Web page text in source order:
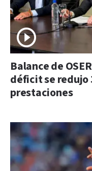
Balance de
déficit se redujo
prestaciones